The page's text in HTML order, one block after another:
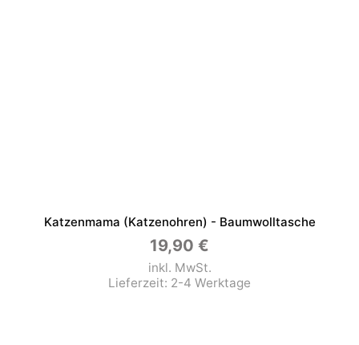
Katzenmama (Katzenohren) - Baumwolltasche
19,90 €
inkl. MwSt.
Lieferzeit: 2-4 Werktage